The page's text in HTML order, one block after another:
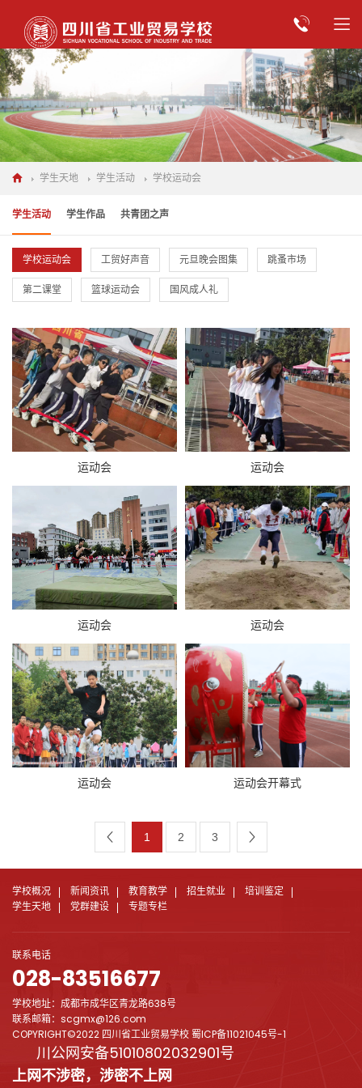
学生天地 学生活动 学校运动会
学生活动 学生作品 共青团之声
学校运动会 工贸好声音 元旦晚会图集
跳蚤市场
第二课堂
篮球运动会 国风成人礼
运动会 运动会
运动会 运动会
运动会 运动会开幕式
1 2 3
学校概况 新闻资讯 教育教学 招生就业
培训鉴定
学生天地
党群建设 专题专栏
联系电话
028-83516677
学校地址：成都市成华区青龙路638号
联系邮箱：scgmx@126.com
COPYRIGHT©2022 四川省工业贸易学校蜀ICP备11021045号-1
川公网安备51010802032901号
上网不涉密，涉密不上网